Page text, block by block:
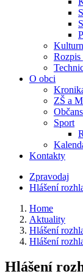
O obci
ZŠ a
Sport
Kontakty
Zpravodaj
Hlášení
Home
Aktuality
Hlášení
Hlášení
Hlášení